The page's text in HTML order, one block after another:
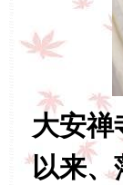
大安
以来、